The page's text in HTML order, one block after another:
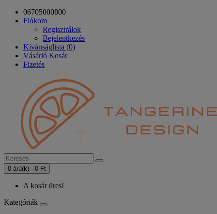
06705000800
Fiókom
Regisztrálok
Bejelentkezés
Kívánságlista (0)
Vásárló Kosár
Fizetés
0 árú(k) - 0 Ft
A kosár üres!
Kategóriák